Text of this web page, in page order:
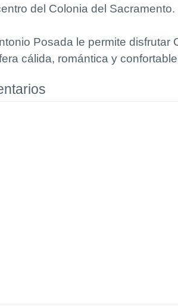
del Colonia del Sacramento.
Posada le permite disfrutar
cálida, romántica y